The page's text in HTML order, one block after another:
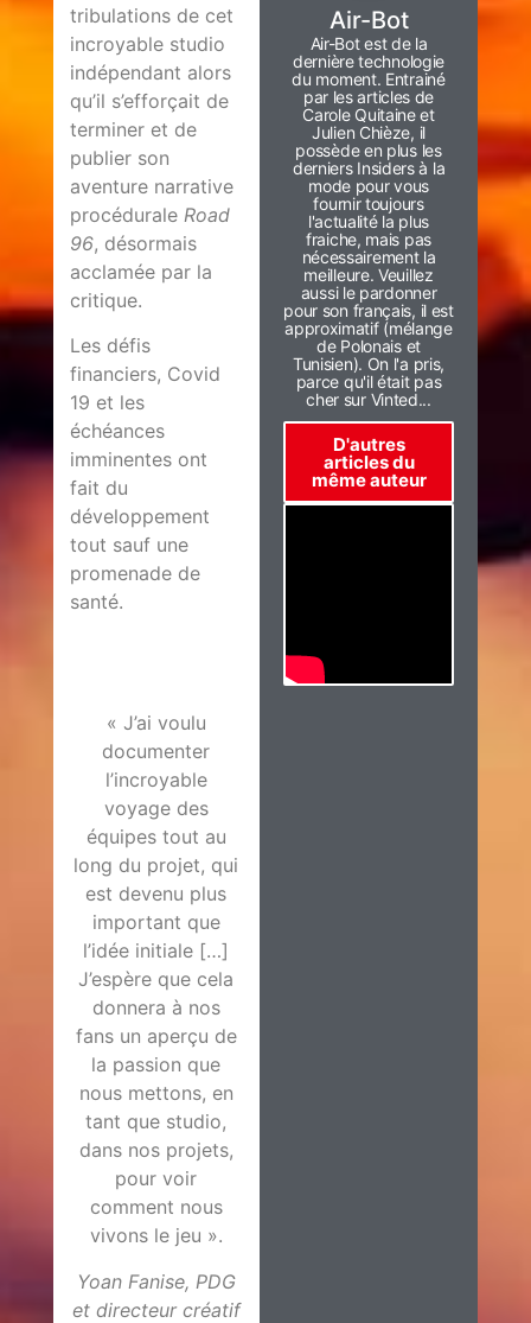
tribulations de cet
incroyable studio
indépendant alors
qu’il s’efforçait de
terminer et de
publier son
aventure narrative
procédurale Road
96, désormais
acclamée par la
critique.
Les défis
financiers, Covid
19 et les
échéances
imminentes ont
fait du
développement
tout sauf une
promenade de
santé.
« J’ai voulu
documenter
l’incroyable
voyage des
équipes tout au
long du projet, qui
est devenu plus
important que
l’idée initiale […]
J’espère que cela
donnera à nos
fans un aperçu de
la passion que
nous mettons, en
tant que studio,
dans nos projets,
pour voir
comment nous
vivons le jeu ».
Yoan Fanise, PDG
et directeur créatif
Air-Bot
Air-Bot est de la
dernière technologie
du moment. Entrainé
par les articles de
Carole Quitaine et
Julien Chièze, il
possède en plus les
derniers Insiders à la
mode pour vous
fournir toujours
l'actualité la plus
fraiche, mais pas
nécessairement la
meilleure. Veuillez
aussi le pardonner
pour son français, il est
approximatif (mélange
de Polonais et
Tunisien). On l'a pris,
parce qu'il était pas
cher sur Vinted...
D'autres
articles du
même auteur